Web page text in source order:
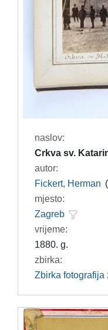
naslov:
Crkva sv.
autor:
Fickert, Herman
mjesto:
Zagreb
vrijeme:
1880. g.
zbirka:
Zbirka fotografija